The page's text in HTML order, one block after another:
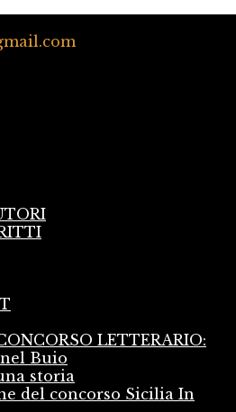
LETTERARIO:
Buio
storia
del concorso Sicilia In